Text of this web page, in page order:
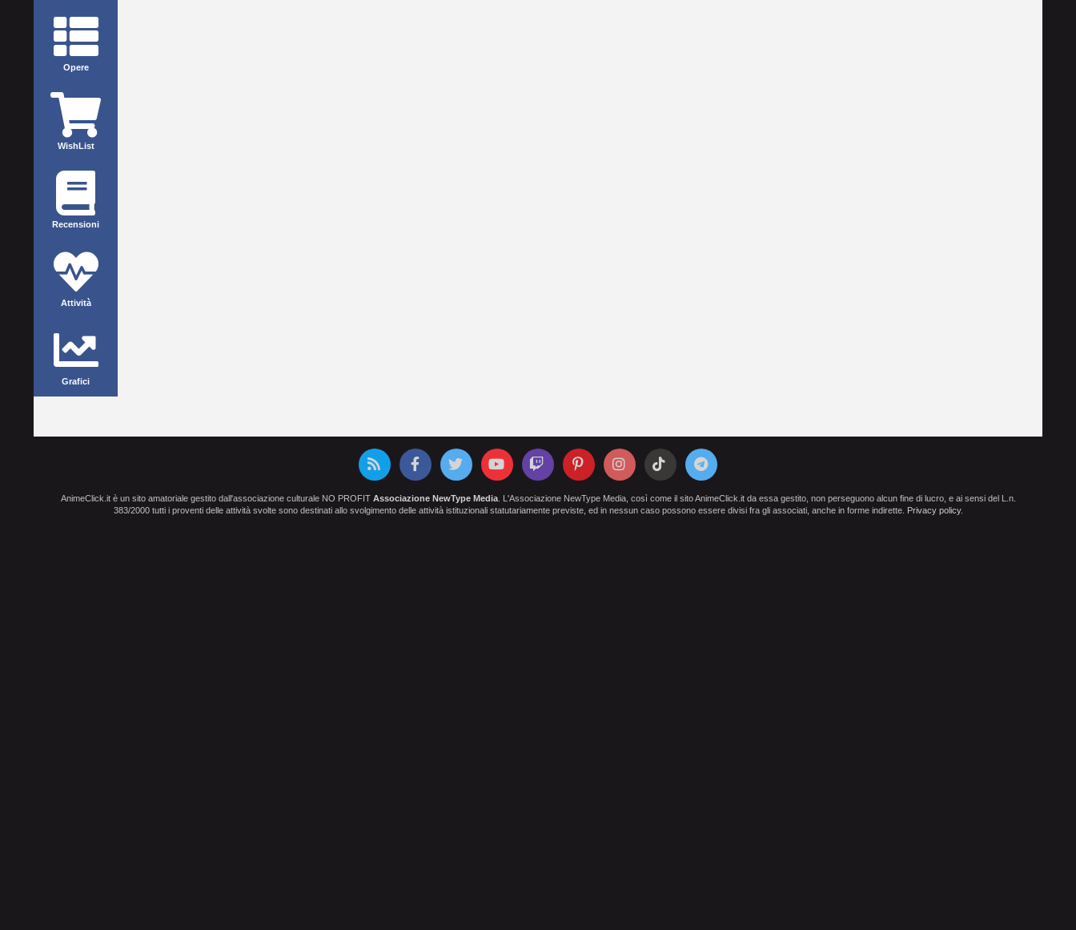
Opere
WishList
Recensioni
Attività
Grafici
AnimeClick.it è un sito amatoriale gestito dall'associazione culturale NO PROFIT Associazione NewType Media. L'Associazione NewType Media, così come il sito AnimeClick.it da essa gestito, non perseguono alcun fine di lucro, e ai sensi del L.n.
383/2000 tutti i proventi delle attività svolte sono destinati allo svolgimento delle attività istituzionali statutariamente previste, ed in nessun caso possono essere divisi fra gli associati, anche in forme indirette. Privacy policy.